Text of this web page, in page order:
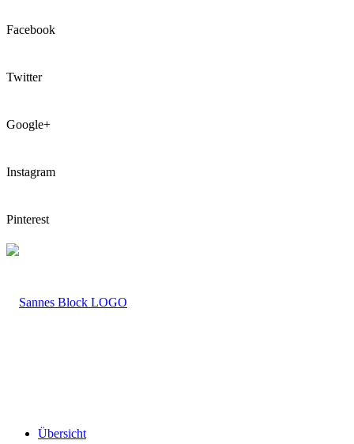
Facebook
Twitter
Google+
Instagram
Pinterest
LOGO
Übersicht